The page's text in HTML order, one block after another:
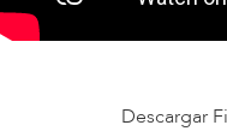
Descargar